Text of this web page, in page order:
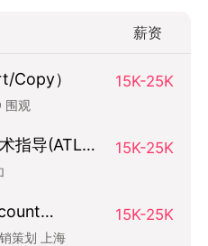
薪资
Copy） 15K-25K
围观
指导(ATL方
15K-25K
15K-25K
策划 上海